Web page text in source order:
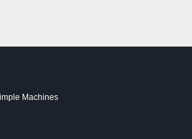
Machines